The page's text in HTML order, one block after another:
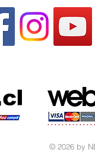
© 2026 by